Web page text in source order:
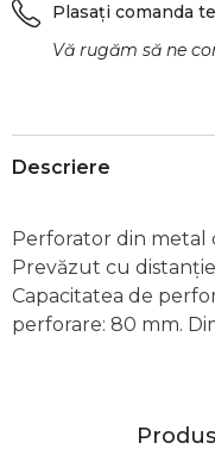
Plasați comanda
Vă rugăm să ne
Descriere
Perforator din metal
Prevăzut cu
Capacitatea de
perforare: 80 mm.